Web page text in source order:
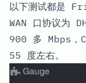
以下测试都是
WAN 口协议为
900 多 Mbps，
55 度左右。